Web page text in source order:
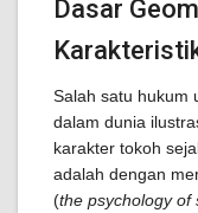
Dasar
Salah satu hukum
dalam dunia
karakter tokoh
adalah dengan
(the psychology of